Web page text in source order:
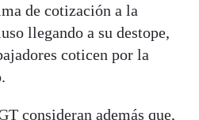
de cotización a la
llegando a su destope,
coticen por la
consideran además que,